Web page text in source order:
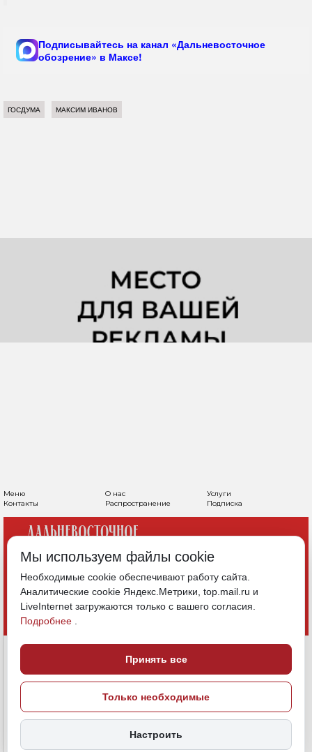
Подписывайтесь на канал «Дальневосточное
обозрение» в Максе!
ГОСДУМА МАКСИМ ИВАНОВ
Меню О нас
Услуги
Контакты
Распространение Подписка
Мы используем файлы cookie
Необходимые cookie обеспечивают работу сайта.
Аналитические cookie Яндекс.Метрики, top.mail.ru и
LiveInternet загружаются только с вашего согласия.
Подробнее
Принять все
Только необходимые
Настроить